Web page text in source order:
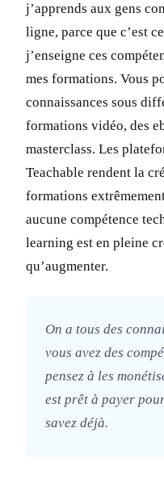
j’apprends aux gens
ligne, parce que c’est
j’enseigne ces
mes formations. Vous
connaissances sous
formations vidéo, des
masterclass. Les
Teachable rendent la
formations
aucune compétence
learning est en pleine
qu’augmenter.
On a tous des
vous avez des
pensez à les
est prêt à payer
savez déjà.